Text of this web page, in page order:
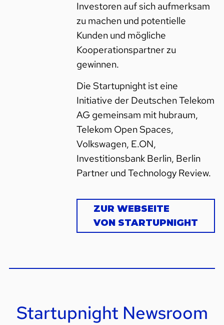
Investoren auf sich aufmerksam
zu machen und potentielle
Kunden und mögliche
Kooperationspartner zu
gewinnen.
Die Startupnight ist eine
Initiative der Deutschen Telekom
AG gemeinsam mit hubraum,
Telekom Open Spaces,
Volkswagen, E.ON,
Investitionsbank Berlin, Berlin
Partner und Technology Review.
ZUR WEBSEITE
VON STARTUPNIGHT
Startupnight Newsroom